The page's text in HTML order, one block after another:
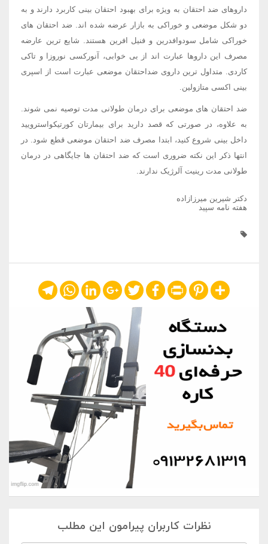
داروهای ضد احتقان به ویژه برای بهبود احتقان بینی کاربرد دارند و به
دو شکل موضعی و خوراکی به بازار عرضه شده اند. ضد احتقان های
خوراکی شامل سودوافدرین و فنیل افرین هستند. شایع ترین عارضه
مصرف این داروها عبارت اند از بی خوابی، آنورکسی نوروزا و تاکی
کاردی. متداول ترین داروی ضداحتقان موضعی عبارت است از اسپری
بینی اکسی متازولین.
ضد احتقان های موضعی برای درمان طولانی مدت توصیه نمی شوند.
به علاوه، در صورتی که قصد دارید برای بیمارتان کورتیکواسترویید
داخل بینی شروع کنید، ابتدا مصرف ضد احتقان موضعی قطع شود. در
انتها ذکر این نکته ضروری است که ضد احتقان ها جایگاهی در درمان
طولانی مدت رینیت آلرژیک ندارند.
دکتر شیرین میرزازاده
هفته نامه سپید
Share
Pinterest
Print
Facebook
Twitter
Google+
LinkedIn
WhatsApp
Telegram
نظرات کاربران پیرامون این مطلب